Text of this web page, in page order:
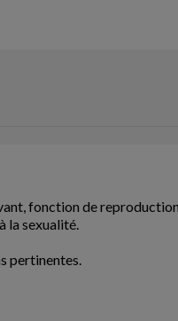
fonction de
la sexualité.
pertinentes.